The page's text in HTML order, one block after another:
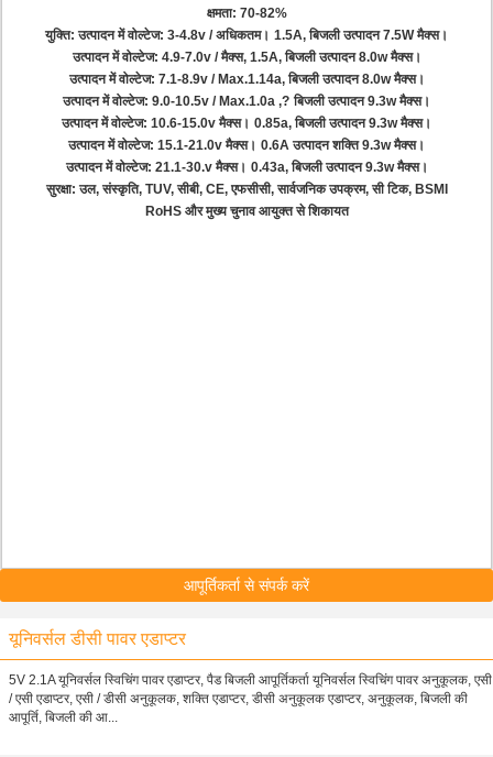
क्षमता: 70-82%
युक्ति: उत्पादन में वोल्टेज: 3-4.8v / अधिकतम। 1.5A, बिजली उत्पादन 7.5W मैक्स।
उत्पादन में वोल्टेज: 4.9-7.0v / मैक्स, 1.5A, बिजली उत्पादन 8.0w मैक्स।
उत्पादन में वोल्टेज: 7.1-8.9v / Max.1.14a, बिजली उत्पादन 8.0w मैक्स।
उत्पादन में वोल्टेज: 9.0-10.5v / Max.1.0a ,? बिजली उत्पादन 9.3w मैक्स।
उत्पादन में वोल्टेज: 10.6-15.0v मैक्स। 0.85a, बिजली उत्पादन 9.3w मैक्स।
उत्पादन में वोल्टेज: 15.1-21.0v मैक्स। 0.6A उत्पादन शक्ति 9.3w मैक्स।
उत्पादन में वोल्टेज: 21.1-30.v मैक्स। 0.43a, बिजली उत्पादन 9.3w मैक्स।
सुरक्षा: उल, संस्कृति, TUV, सीबी, CE, एफसीसी, सार्वजनिक उपक्रम, सी टिक, BSMI
RoHS और मुख्य चुनाव आयुक्त से शिकायत
आपूर्तिकर्ता से संपर्क करें
यूनिवर्सल डीसी पावर एडाप्टर
5V 2.1A यूनिवर्सल स्विचिंग पावर एडाप्टर, पैड बिजली आपूर्तिकर्ता यूनिवर्सल स्विचिंग पावर अनुकूलक, एसी
/ एसी एडाप्टर, एसी / डीसी अनुकूलक, शक्ति एडाप्टर, डीसी अनुकूलक एडाप्टर, अनुकूलक, बिजली की
आपूर्ति, बिजली की आ...